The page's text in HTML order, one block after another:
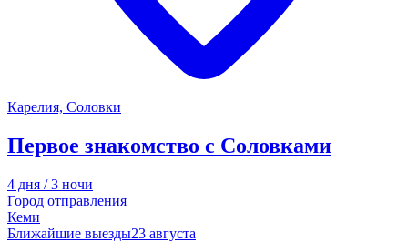
Карелия, Соловки
Первое знакомство с Соловками
4 дня / 3 ночи
Город отправления
Кеми
Ближайшие выезды23 августа